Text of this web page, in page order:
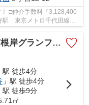
□仲介手数料『3,128,400
寄駅 東京メトロ千代田線
料無料＋40万円現金プレゼント中
駅 徒歩4分
」駅 徒歩4分
駅 徒歩9分
㎡